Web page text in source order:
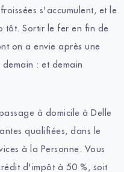
s'accumulent, et le
tôt. Sortir le fer en fin de
on a envie après une
: et demain
à domicile à Delle
qualifiées, dans le
à la Personne. Vous
d'impôt à 50 %, soit